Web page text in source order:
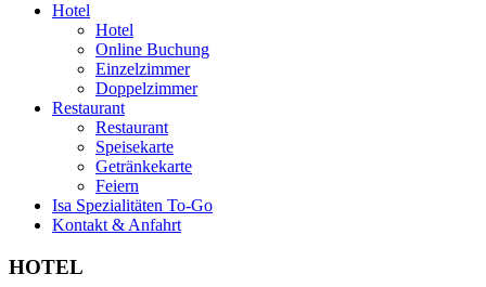
Hotel
Hotel
Online Buchung
Einzelzimmer
Doppelzimmer
Restaurant
Restaurant
Speisekarte
Getränkekarte
Feiern
Isa Spezialitäten To-Go
Kontakt & Anfahrt
HOTEL